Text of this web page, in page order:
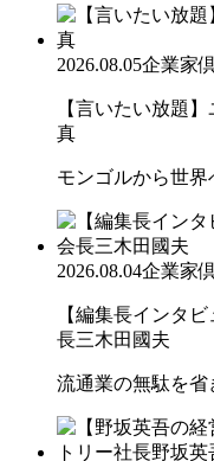
2026.08.05企業家
【言いたい放題
真
モンゴルから世界
2026.08.04企業家
【編集長インタ
長三木田國夫
流通業の無駄を